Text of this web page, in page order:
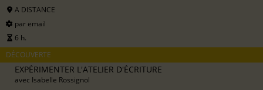
A DISTANCE
par email
6 h.
DÉCOUVERTE
EXPÉRIMENTER L'ATELIER D'ÉCRITURE
avec Isabelle Rossignol